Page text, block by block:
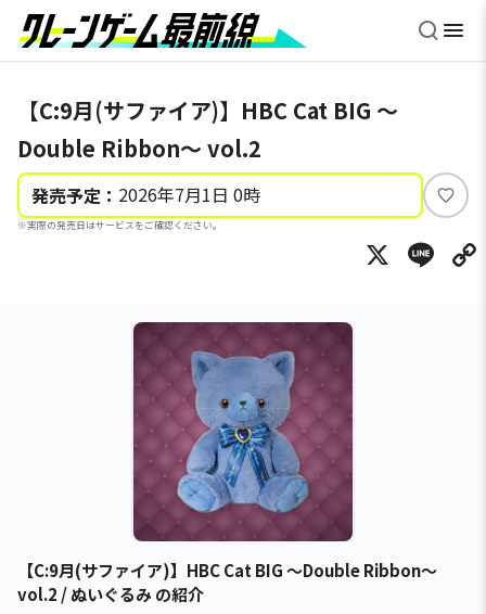
【C:9月(サファイア)】HBC Cat BIG ～
Double Ribbon～ vol.2
発売予定： 2026年7月1日 0時
※実際の発売日はサービスをご確認ください。
い
ね
X
【C:9月(サファイア)】HBC Cat BIG ～Double Ribbon～
vol.2 / ぬいぐるみ の紹介